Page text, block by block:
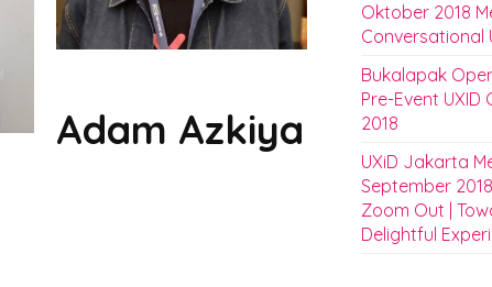
Adam Azkiya
Oktober 2018
Conversational
Bukalapak
Pre-Event UXID
2018
UXiD Jakarta
September
Zoom Out |
Delightful